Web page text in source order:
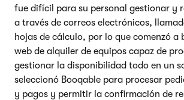
fue difícil para su personal gestionar y
a través de correos electrónicos,
hojas de cálculo, por lo que comenzó a
web de alquiler de equipos capaz de
gestionar la disponibilidad todo en un
seleccionó Booqable para procesar
y pagos y permitir la confirmación de